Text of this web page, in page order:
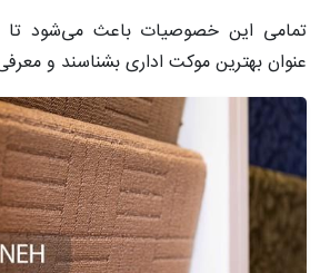
تمامی این خصوصیات باعث می‌شود تا
عنوان بهترین موکت اداری بشناسند و